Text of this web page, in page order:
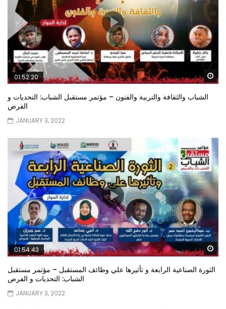
01:52:20
الشباب والثقافة والتربية والفنون – مؤتمر مستقبل الشباب: التحديات و
الفرص
JANUARY 3, 2022
01:54:43
الثورة الصناعية الرابعة و تأثيرها علي وظائف المستقبل – مؤتمر مستقبل
الشباب: التحديات و الفرص
JANUARY 3, 2022